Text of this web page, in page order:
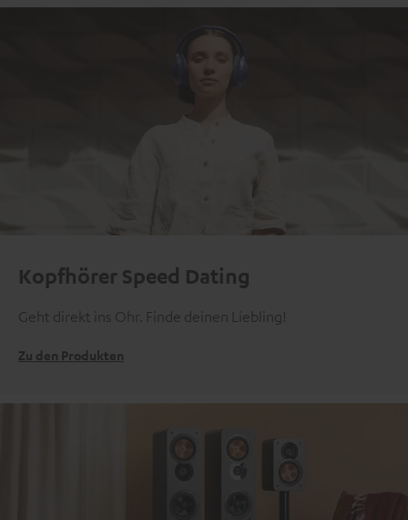
Kopfhörer Speed Dating
Geht direkt ins Ohr. Finde deinen Liebling!
Zu den Produkten